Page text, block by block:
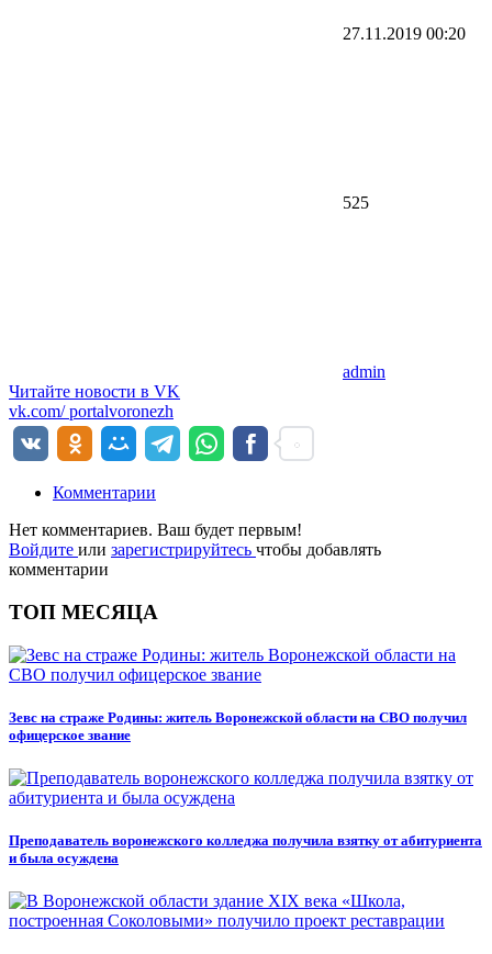
27.11.2019 00:20
525
admin
Читайте новости в VK
vk.com/portalvoronezh
Комментарии
Нет комментариев. Ваш будет первым!
Войдите или зарегистрируйтесь чтобы добавлять
комментарии
ТОП МЕСЯЦА
Зевс на страже Родины: житель Воронежской области на СВО получил
офицерское звание
Преподаватель воронежского колледжа получила взятку от абитуриента
и была осуждена